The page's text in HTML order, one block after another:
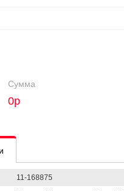
Сумма
0р
11-168875